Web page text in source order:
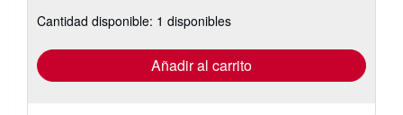
las
tarifas
envío
Cantidad disponible: 1 disponibles
Añadir al carrito